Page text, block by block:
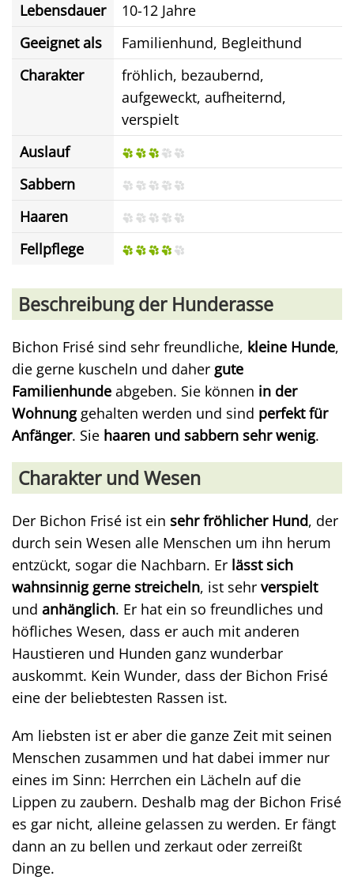
Lebensdauer
10-12 Jahre
Geeignet als
Familienhund, Begleithund
Charakter
fröhlich, bezaubernd,
aufgeweckt, aufheiternd,
verspielt
Auslauf
Sabbern
Haaren
Fellpflege
Beschreibung der Hunderasse
Bichon Frisé sind sehr freundliche, kleine Hunde,
die gerne kuscheln und daher gute
Familienhunde abgeben. Sie können in der
Wohnunggehalten werden und sind perfekt für
Anfänger. Sie haaren und sabbern sehr wenig.
Charakter und Wesen
Der Bichon Frisé ist ein sehr fröhlicher Hund, der
durch sein Wesen alle Menschen um ihn herum
entzückt, sogar die Nachbarn. Er lässt sich
wahnsinnig gerne streicheln, ist sehr verspielt
und anhänglich. Er hat ein so freundliches und
höfliches Wesen, dass er auch mit anderen
Haustieren und Hunden ganz wunderbar
auskommt. Kein Wunder, dass der Bichon Frisé
eine der beliebtesten Rassen ist.
Am liebsten ist er aber die ganze Zeit mit seinen
Menschen zusammen und hat dabei immer nur
eines im Sinn: Herrchen ein Lächeln auf die
Lippen zu zaubern. Deshalb mag der Bichon Frisé
es gar nicht, alleine gelassen zu werden. Er fängt
dann an zu bellen und zerkaut oder zerreißt
Dinge.